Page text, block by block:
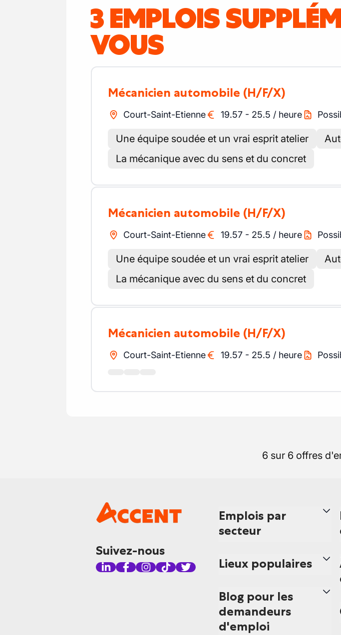
3 EMPLOIS
VOUS
Mécanicien automobile (H/F/X)
Court-Saint-Etienne 19.57 - 25.5 / heure
Une équipe soudée et un vrai esprit atelier
La mécanique avec du sens et du concret
Mécanicien automobile (H/F/X)
Court-Saint-Etienne 19.57 - 25.5 / heure
Une équipe soudée et un vrai esprit atelier
La mécanique avec du sens et du concret
Mécanicien automobile (H/F/X)
Court-Saint-Etienne 19.57 - 25.5 / heure
6 sur 6 offres
Suivez-nous
Emplois par
secteur
Lieux populaires
Blog pour les
demandeurs
d'emploi